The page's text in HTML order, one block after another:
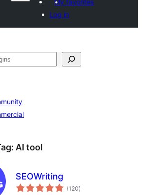
My favorites
Log in
AI tool
SEOWriting
(120total
ratings
)